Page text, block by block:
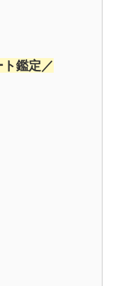
鑑定／